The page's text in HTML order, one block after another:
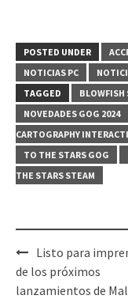
POSTED UNDER
NOTICIAS PC
TAGGED
NOVEDADES GOG 2024
CARTOGRAPHY
TO THE STARS GOG
THE STARS STEAM
Post
navigation
Listo para
de los próximos
lanzamientos de